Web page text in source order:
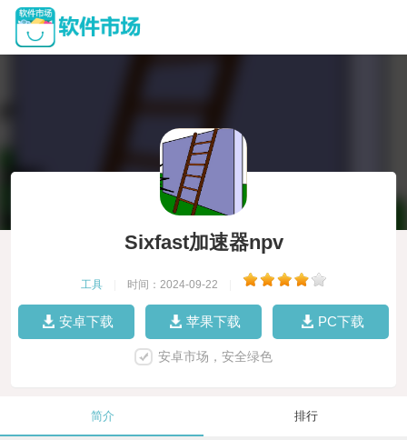
Sixfast加速器npv
工具 时间：2024-09-22
安卓下载 苹果下载 PC下载
安卓市场，安全绿色
简介 排行